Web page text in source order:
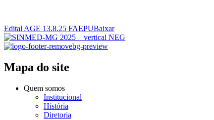
Edital AGE 13.8.25 FAEPUBaixar
Mapa do site
Quem somos
Institucional
História
Diretoria